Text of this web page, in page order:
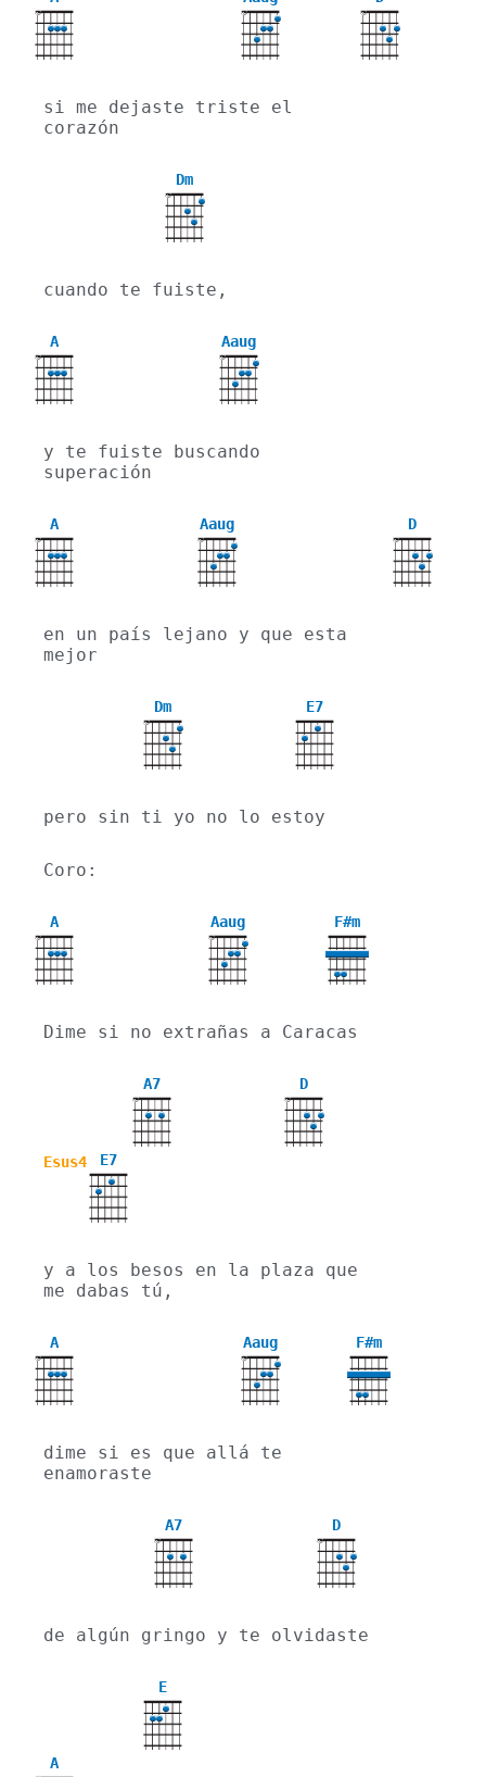
X X X
si me dejaste triste el
corazón
Dm
X
cuando te fuiste,
A
X
Aaug
X
y te fuiste buscando
superación
A
X
Aaug
X
D
X
en un país lejano y que esta
mejor
Dm
X
E7
pero sin ti yo no lo estoy
Coro:
A
X
Aaug
X
F#m
Dime si no extrañas a Caracas
A7
X
D
X
Esus4 E7
y a los besos en la plaza que
me dabas tú,
A
X
Aaug
X
F#m
dime si es que allá te
enamoraste
A7
X
D
X
de algún gringo y te olvidaste
E
A